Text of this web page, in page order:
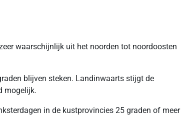
waarschijnlijk uit het noorden tot noordoosten
blijven steken. Landinwaarts stijgt de
mogelijk.
in de kustprovincies 25 graden of meer